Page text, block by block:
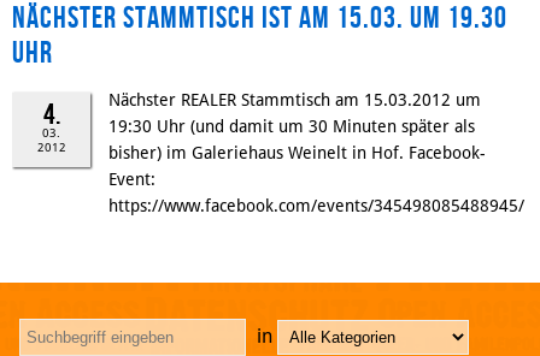
Nächster Stammtisch ist am 15.03. um 19.30
Uhr
4.
03.
2012
Nächster REALER Stammtisch am 15.03.2012 um
19:30 Uhr (und damit um 30 Minuten später als
bisher) im Galeriehaus Weinelt in Hof. Facebook-
Event:
https://www.facebook.com/events/345498085488945/
in